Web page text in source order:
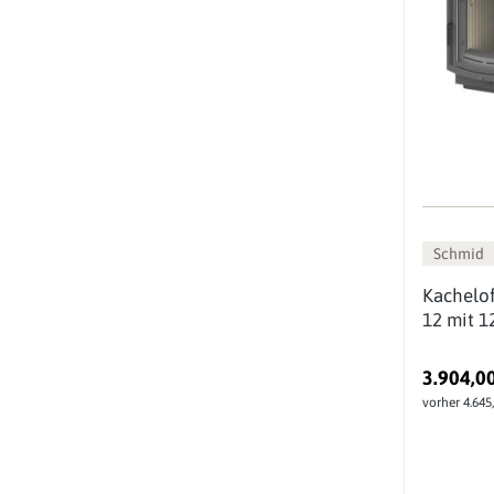
Schmid
12 mit
vorher